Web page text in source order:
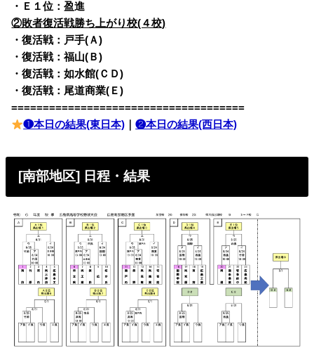
・Ｅ１位：盈進
②敗者復活戦勝ち上がり校(４校)
・復活戦：戸手(Ａ)
・復活戦：福山(Ｂ)
・復活戦：如水館(ＣＤ)
・復活戦：尾道商業(Ｅ)
=====================================
❶本日の結果(東日本) ｜❷本日の結果(西日本)
[南部地区] 日程・結果